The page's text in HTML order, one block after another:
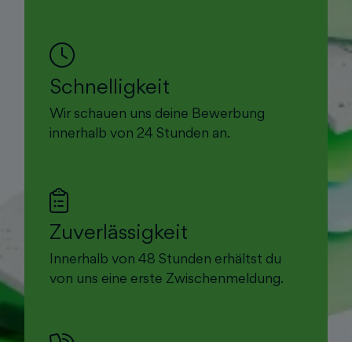
Schnelligkeit
Wir schauen uns deine Bewerbung
innerhalb von 24 Stunden an.
Zuverlässigkeit
Innerhalb von 48 Stunden erhältst du
von uns eine erste Zwischenmeldung.